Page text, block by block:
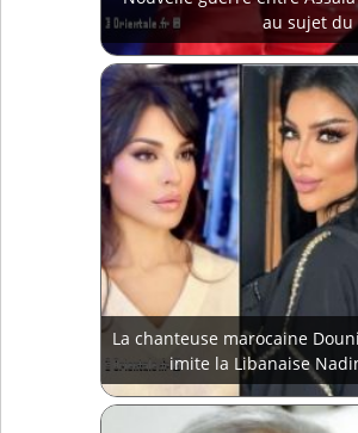
au sujet du
La chanteuse marocaine
imite la Libanaise